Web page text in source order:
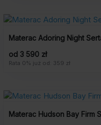
Materac Adoring Night
od 3 590 zł
Rata 0% już od: 359 zł
Materac Hudson Bay Firm